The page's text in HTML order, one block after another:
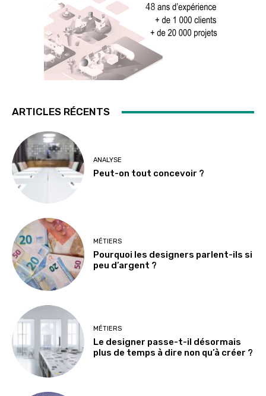
ARTICLES RÉCENTS
ANALYSE
Peut-on tout concevoir ?
MÉTIERS
Pourquoi les designers parlent-ils si
peu d’argent ?
MÉTIERS
Le designer passe-t-il désormais
plus de temps à dire non qu’à créer ?